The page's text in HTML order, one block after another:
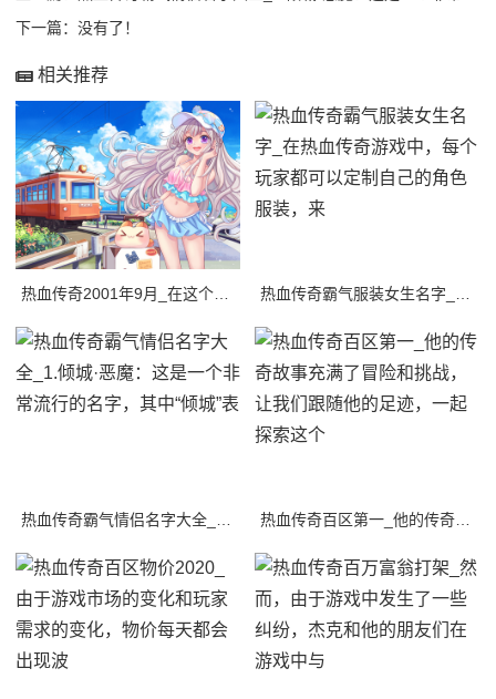
下一篇：没有了！
相关推荐
热血传奇霸气情侣名字大全_1.倾城·恶魔：这是一个非常流行的名字，其中“倾城”表 热血传奇百区第一_他的传奇故事充满了冒险和挑战，让我们跟随他的足迹，一起探索这个